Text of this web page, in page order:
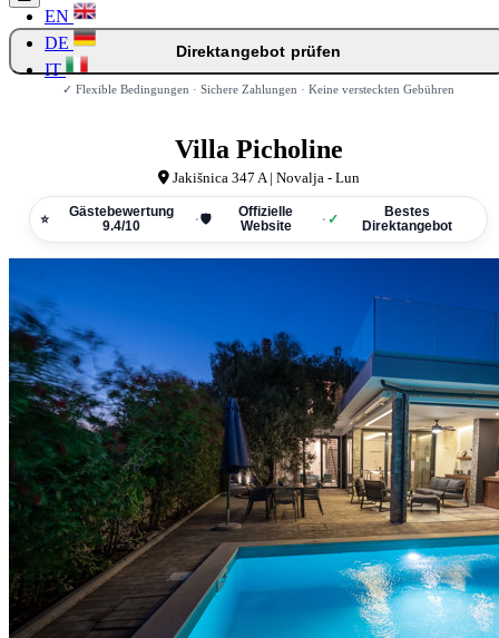
EN
DE
IT
Direktangebot prüfen
✓ Flexible Bedingungen · Sichere Zahlungen · Keine versteckten Gebühren
Villa Picholine
Jakišnica 347 A | Novalja - Lun
⭐
Gästebewertung
9.4/10
·🛡
Offizielle
Website
· ✓
Bestes
Direktangebot